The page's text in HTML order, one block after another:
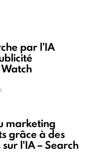
par l’IA
marketing
grâce à des
l'IA – Search